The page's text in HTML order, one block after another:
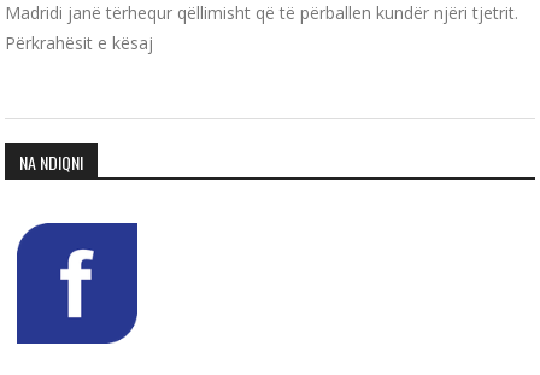
Madridi janë tërhequr qëllimisht që të përballen kundër njëri tjetrit.
Përkrahësit e kësaj
NA NDIQNI